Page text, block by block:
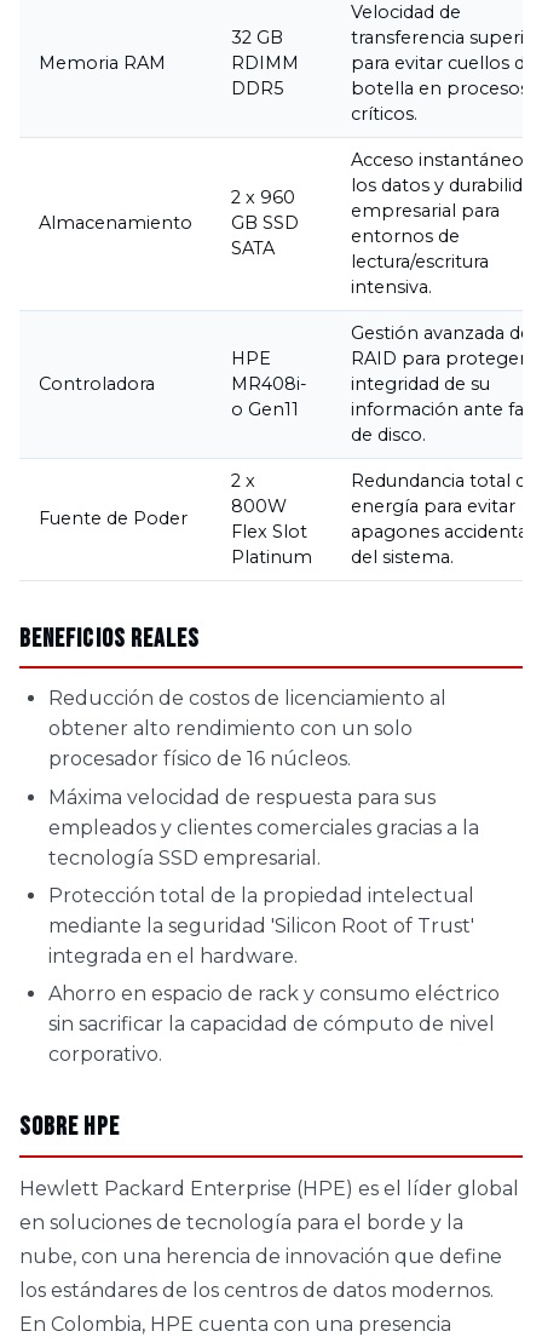
Memoria RAM
32 GB
RDIMM
DDR5
Velocidad de
transferencia superior
para evitar cuellos de
botella en procesos
críticos.
Almacenamiento
2 x 960
GB SSD
SATA
Acceso instantáneo a
los datos y durabilidad
empresarial para
entornos de
lectura/escritura
intensiva.
Controladora
HPE
MR408i-
o Gen11
Gestión avanzada de
RAID para proteger
integridad de su
información ante
de disco.
Fuente de Poder
2 x
800W
Flex Slot
Platinum
Redundancia total de
energía para evitar
apagones
del sistema.
Beneficios Reales
Reducción de costos de licenciamiento al
obtener alto rendimiento con un solo
procesador físico de 16 núcleos.
Máxima velocidad de respuesta para sus
empleados y clientes comerciales gracias a la
tecnología SSD empresarial.
Protección total de la propiedad intelectual
mediante la seguridad 'Silicon Root of Trust'
integrada en el hardware.
Ahorro en espacio de rack y consumo eléctrico
sin sacrificar la capacidad de cómputo de nivel
corporativo.
Sobre HPE
Hewlett Packard Enterprise (HPE) es el líder global
en soluciones de tecnología para el borde y la
nube, con una herencia de innovación que define
los estándares de los centros de datos modernos.
En Colombia, HPE cuenta con una presencia